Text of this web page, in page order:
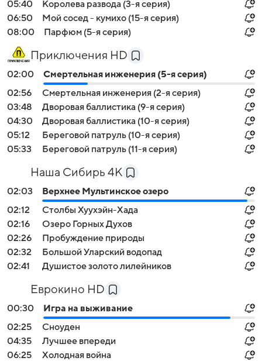
05:40
Королева развода (3-я серия)
06:50
Мой сосед - кумихо (15-я серия)
08:00
Парфюм (5-я серия)
Приключения HD
02:00
Смертельная инженерия (5-я серия)
02:56
Смертельная инженерия (2-я серия)
03:48
Дворовая баллистика (9-я серия)
04:30
Дворовая баллистика (10-я серия)
05:12
Береговой патруль (10-я серия)
05:33
Береговой патруль (11-я серия)
Наша Сибирь 4К
02:03
Верхнее Мультинское озеро
02:12
Столбы Хуухэйн-Хада
02:16
Озеро Горных Духов
02:26
Пробуждение природы
02:32
Большой Уларский водопад
02:41
Душистое золото лилейников
Еврокино HD
00:30
Игра на выживание
02:25
Сноуден
04:35
Лучшее впереди
06:25
Холодная война